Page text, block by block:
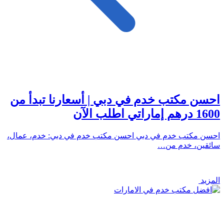
احسن مكتب خدم في دبي | أسعارنا تبدأ من
1600 درهم إماراتي اطلب الآن
احسن مكتب خدم في دبي احسن مكتب خدم في دبي: خدم، عمال،
سائقين، خدم من…
المزيد